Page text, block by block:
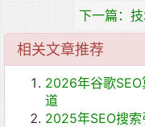
相关文章推荐
2026年谷歌
道
2025年SEO搜